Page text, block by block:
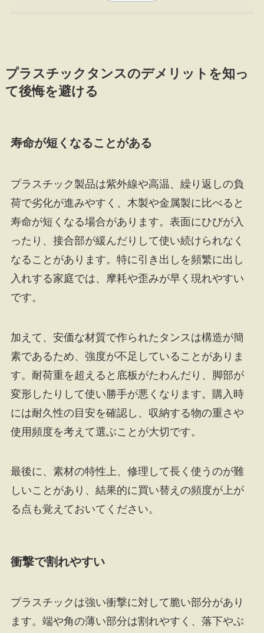
プラスチックタンスのデメリットを知っ
て後悔を避ける
寿命が短くなることがある
プラスチック製品は紫外線や高温、繰り返しの負
荷で劣化が進みやすく、木製や金属製に比べると
寿命が短くなる場合があります。表面にひびが入
ったり、接合部が緩んだりして使い続けられなく
なることがあります。特に引き出しを頻繁に出し
入れする家庭では、摩耗や歪みが早く現れやすい
です。
加えて、安価な材質で作られたタンスは構造が簡
素であるため、強度が不足していることがありま
す。耐荷重を超えると底板がたわんだり、脚部が
変形したりして使い勝手が悪くなります。購入時
には耐久性の目安を確認し、収納する物の重さや
使用頻度を考えて選ぶことが大切です。
最後に、素材の特性上、修理して長く使うのが難
しいことがあり、結果的に買い替えの頻度が上が
る点も覚えておいてください。
衝撃で割れやすい
プラスチックは強い衝撃に対して脆い部分があり
ます。端や角の薄い部分は割れやすく、落下やぶ